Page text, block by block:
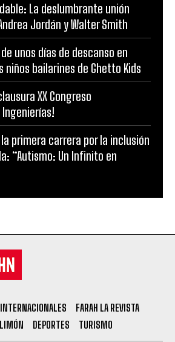
La deslumbrante unión
Jordán y Walter Smith
unos días de descanso en
niños bailarines de Ghetto Kids
XX Congreso
la primera carrera por la inclusión
“Autismo: Un Infinito en
INTERNACIONALES
FARAH LA REVISTA
DEPORTES TURISMO